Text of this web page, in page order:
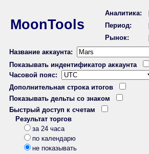
MoonTools
Аналитика:
Период:
Рынок:
Название аккаунта:
Показывать индентификатор аккаунта
Часовой пояс:
Дополнительная строка итогов
Показывать дельты со знаком
Быстрый доступ к счетам
Результат торгов
за 24 часа
по календарю
не показывать